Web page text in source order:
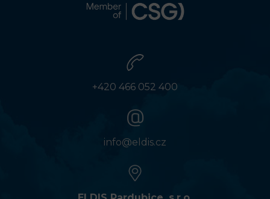
+420 466 052 400
info@eldis.cz